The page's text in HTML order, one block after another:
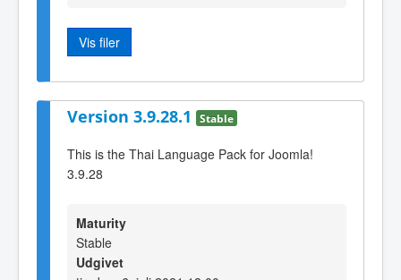
Vis filer
Version 3.9.28.1 Stable
This is the Thai Language Pack for Joomla!
3.9.28
Maturity
Stable
Udgivet